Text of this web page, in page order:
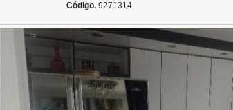
Código. 9271314